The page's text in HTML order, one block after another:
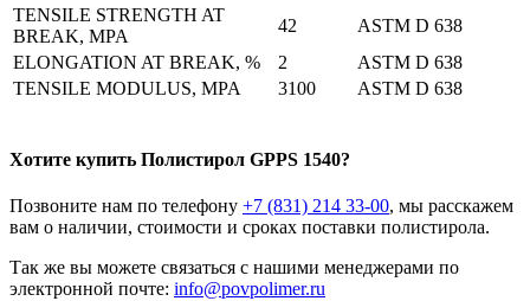
TENSILE STRENGTH AT
BREAK, MPA
42
ASTM D 638
ELONGATION AT BREAK, %
2
ASTM D 638
TENSILE MODULUS, MPA
3100 ASTM D 638
Хотите купить Полистирол GPPS 1540?
Позвоните нам по телефону +7 (831) 214 33-00, мы расскажем
вам о наличии, стоимости и сроках поставки полистирола.
Так же вы можете связаться с нашими менеджерами по
электронной почте: info@povpolimer.ru